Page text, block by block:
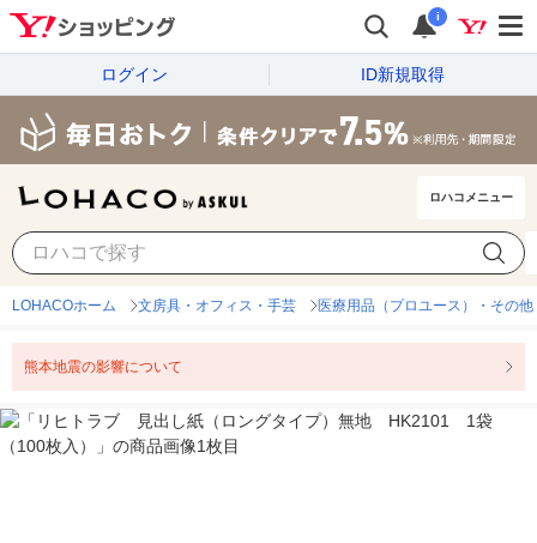
i
ログイン ID新規取得
ロハコメニュー
LOHACOホーム 文房具・オフィス・手芸 医療用品（プロユース）・その他
熊本地震の影響について